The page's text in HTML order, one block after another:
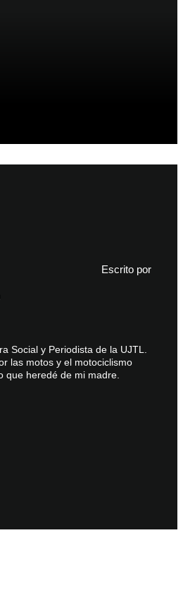
Escrito por
Social y Periodista de la UJTL.
las motos y el motociclismo
que heredé de mi madre.